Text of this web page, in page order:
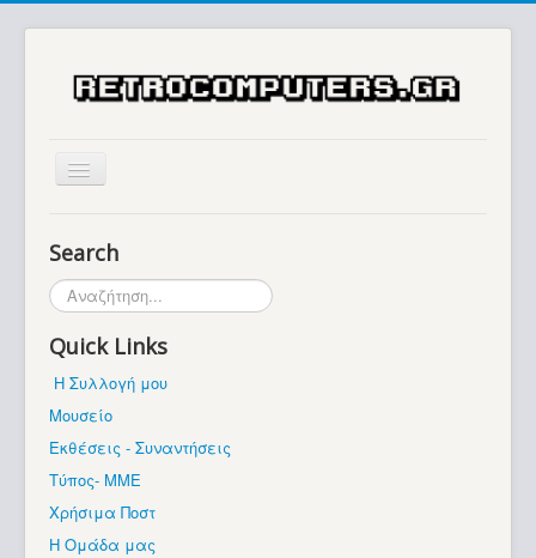
Μουσείο
Search
Αναζήτηση...
Quick Links
Η Συλλογή μου
Μουσείο
Εκθέσεις - Συναντήσεις
Τύπος- ΜΜΕ
Χρήσιμα Ποστ
Η Ομάδα μας